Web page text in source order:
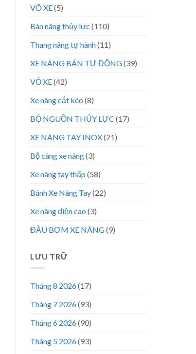
VÕ XE(5)
Bàn nâng thủy lực (110)
Thang nâng tự hành(11)
XE NÂNG BÁN TỰ ĐỘNG(39)
VỎ XE(42)
Xe nâng cắt kéo (8)
BỘ NGUỒN THỦY LỰC (17)
XE NÂNG TAY INOX(21)
Bộ càng xe nâng(3)
Xe nâng tay thấp (58)
Bánh Xe Nâng Tay(22)
Xe nâng điện cao (3)
ĐẦU BƠM XE NÂNG(9)
LƯU TRỮ
Tháng 8 2026(17)
Tháng 7 2026(93)
Tháng 6 2026(90)
Tháng 5 2026(93)